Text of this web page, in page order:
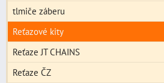
tlmiče záberu
Reťazové kity
Reťaze JT CHAINS
Reťaze ČZ